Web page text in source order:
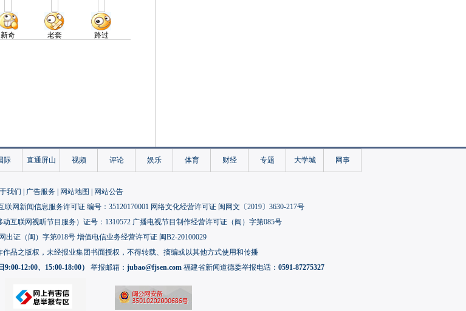
际 直通屏山 视频 评论 娱乐 体育 财经 专题 大学城 网事
我们 广告服务 网站地图
网站公告
联网新闻信息服务许可证 编号：35120170001 网络文化经营许可证 闽网文〔2019〕3630-217号
互联网视听节目服务）证号：1310572 广播电视节目制作经营许可证（闽）字第085号
出证（闽）字第018号 增值电信业务经营许可证 闽B2-20100029
品之版权，未经报业集团书面授权，不得转载、摘编或以其他方式使用和传播
9:00-12:00、15:00-18:00） 举报邮箱： jubao@fjsen.com 福建省新闻道德委举报电话： 0591-87275327